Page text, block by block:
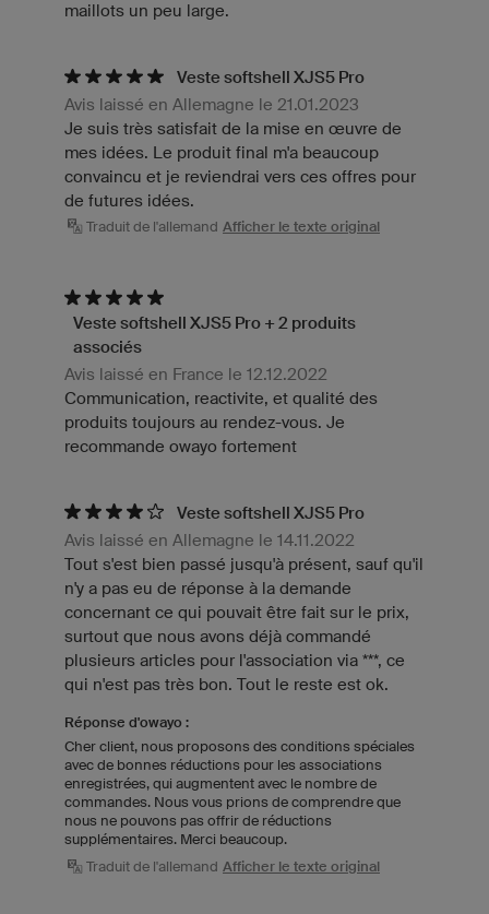
maillots un peu large.
Veste softshell XJS5 Pro
Avis laissé en Allemagne le 21.01.2023
Je suis très satisfait de la mise en œuvre de
mes idées. Le produit final m'a beaucoup
convaincu et je reviendrai vers ces offres pour
de futures idées.
Traduit de l'allemand Afficher le texte original
Veste softshell XJS5 Pro + 2 produits
associés
Avis laissé en France le 12.12.2022
Communication, reactivite, et qualité des
produits toujours au rendez-vous. Je
recommande owayo fortement
Veste softshell XJS5 Pro
Avis laissé en Allemagne le 14.11.2022
Tout s'est bien passé jusqu'à présent, sauf qu'il
n'y a pas eu de réponse à la demande
concernant ce qui pouvait être fait sur le prix,
surtout que nous avons déjà commandé
plusieurs articles pour l'association via ***, ce
qui n'est pas très bon. Tout le reste est ok.
Réponse d'owayo :
Cher client, nous proposons des conditions spéciales
avec de bonnes réductions pour les associations
enregistrées, qui augmentent avec le nombre de
commandes. Nous vous prions de comprendre que
nous ne pouvons pas offrir de réductions
supplémentaires. Merci beaucoup.
Traduit de l'allemand Afficher le texte original